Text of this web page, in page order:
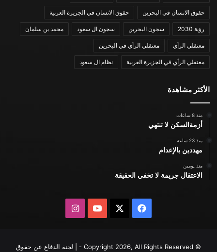
حقوق الانسان في البحرين حقوق الانسان في الجزيرة العربية
رؤية 2030 سجون البحرين سجون ال سعود محمد بن سلمان
معتقلي الرأي معتقلي الرأي في البحرين
معتقلي الرأي في الجزيرة العربية نظام ال سعود
الأكثر مشاهدة
منذ 8 ساعات
أزمةالسكن لا تنتهي
منذ 23 ساعة
مهددين بالإعدام
منذ يومين
الاعتقال جريمة لا تخفي الحقيقة
فيسبوك يوتيوبانستقرام
© Copyright 2026, All Rights Reserved - | لجنة الدفاع عن حقوق